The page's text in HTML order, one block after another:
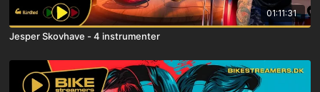
01:11:31
Jesper Skovhave - 4 instrumenter